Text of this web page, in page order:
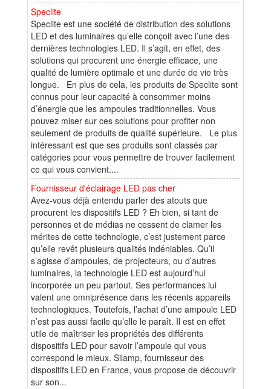
Speclite
Speclite est une société de distribution des solutions
LED et des luminaires qu’elle conçoit avec l’une des
dernières technologies LED. Il s’agit, en effet, des
solutions qui procurent une énergie efficace, une
qualité de lumière optimale et une durée de vie très
longue. En plus de cela, les produits de Speclite sont
connus pour leur capacité à consommer moins
d’énergie que les ampoules traditionnelles. Vous
pouvez miser sur ces solutions pour profiter non
seulement de produits de qualité supérieure. Le plus
intéressant est que ses produits sont classés par
catégories pour vous permettre de trouver facilement
ce qui vous convient....
Fournisseur d'éclairage LED pas cher
Avez-vous déjà entendu parler des atouts que
procurent les dispositifs LED ? Eh bien, si tant de
personnes et de médias ne cessent de clamer les
mérites de cette technologie, c’est justement parce
qu’elle revêt plusieurs qualités indéniables. Qu’il
s’agisse d’ampoules, de projecteurs, ou d’autres
luminaires, la technologie LED est aujourd’hui
incorporée un peu partout. Ses performances lui
valent une omniprésence dans les récents appareils
technologiques. Toutefois, l’achat d’une ampoule LED
n’est pas aussi facile qu’elle le paraît. Il est en effet
utile de maîtriser les propriétés des différents
dispositifs LED pour savoir l’ampoule qui vous
correspond le mieux. Silamp, fournisseur des
dispositifs LED en France, vous propose de découvrir
sur son...